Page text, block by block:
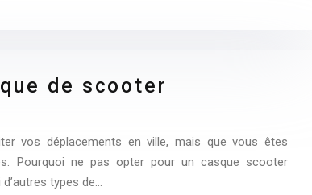
de scooter
vos déplacements en ville, mais que vous êtes
Pourquoi ne pas opter pour un casque scooter
types de…